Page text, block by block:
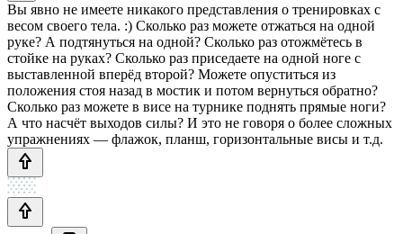
Вы явно не имеете никакого представления о тренировках с
весом своего тела. :) Сколько раз можете отжаться на одной
руке? А подтянуться на одной? Сколько раз отожмётесь в
стойке на руках? Сколько раз приседаете на одной ноге с
выставленной вперёд второй? Можете опуститься из
положения стоя назад в мостик и потом вернуться обратно?
Сколько раз можете в висе на турнике поднять прямые ноги?
А что насчёт выходов силы? И это не говоря о более сложных
упражнениях — флажок, планш, горизонтальные висы и т.д.